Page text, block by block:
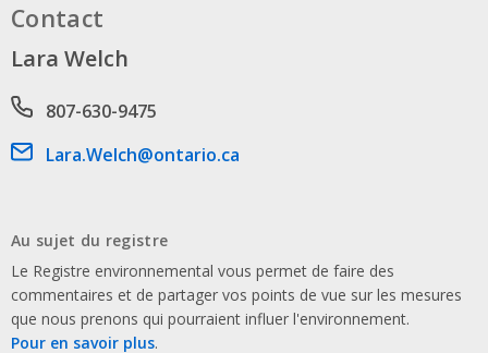
Contact
Lara Welch
Phone number
807-630-9475
Email address
Lara.Welch@ontario.ca
Au sujet du registre
Le Registre environnemental vous permet de faire des
commentaires et de partager vos points de vue sur les mesures
que nous prenons qui pourraient influer l'environnement.
Pour en savoir plus.